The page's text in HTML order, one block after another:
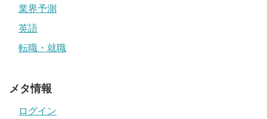
業界予測
英語
転職・就職
メタ情報
ログイン